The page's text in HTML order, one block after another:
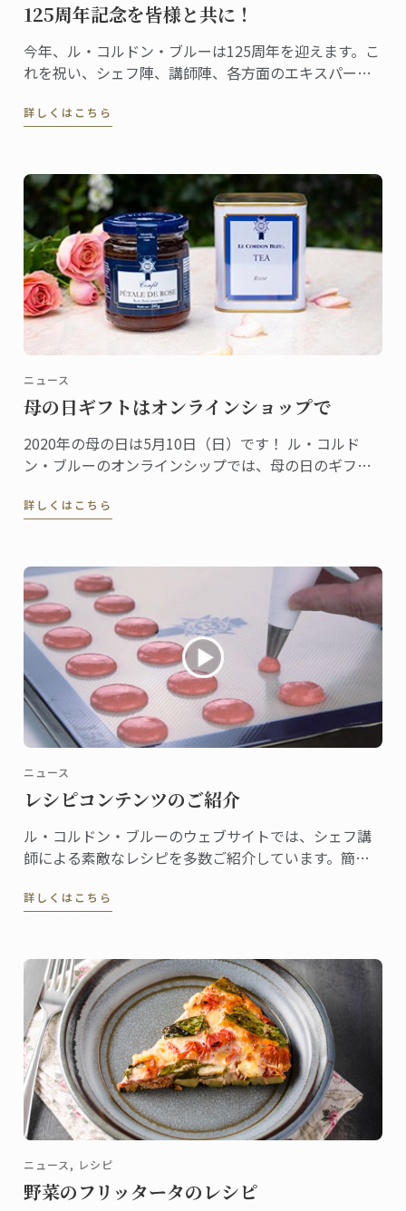
125周年記念を皆様と共に！
今年、ル・コルドン・ブルーは125周年を迎えます。こ
れを祝い、シェフ陣、講師陣、各方面のエキスパー
さんの献身的でパッションに満ちた声をインターナシ
詳しくはこちら
ニュース
母の日ギフトはオンラインショップで
2020年の母の日は5月10日（日）です！ ル・コルド
ン・ブルーのオンラインシップでは、母の日のギフト
ティー豊富にご用意しました。
詳しくはこちら
ニュース
レシピコンテンツのご紹介
ル・コルドン・ブルーのウェブサイトでは、シェフ講
師による素敵なレシピを多数ご紹介しています。簡単
の本格的なメニューまでレシピはさまざま。現在、英
詳しくはこちら
ニュース, レシピ
野菜のフリッタータのレシピ